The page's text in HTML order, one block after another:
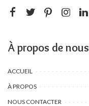
À propos de nous
ACCUEIL
À PROPOS
NOUS CONTACTER